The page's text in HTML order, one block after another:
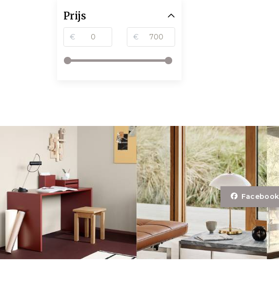
Prijs
€ €
Facebook